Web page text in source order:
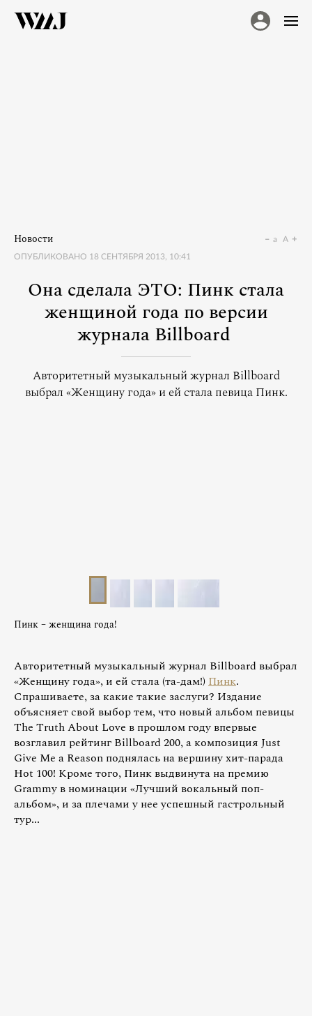
Новости
ОПУБЛИКОВАНО 18 СЕНТЯБРЯ 2013, 10:41
a A
Она сделала ЭТО: Пинк стала
женщиной года по версии
журнала Billboard
Авторитетный музыкальный журнал Billboard
выбрал «Женщину года» и ей стала певица Пинк.
Пинк – женщина года!
Авторитетный музыкальный журнал Billboard выбрал
«Женщину года», и ей стала (та-дам!) Пинк.
Спрашиваете, за какие такие заслуги? Издание
объясняет свой выбор тем, что новый альбом певицы
The Truth About Love в прошлом году впервые
возглавил рейтинг Billboard 200, а композиция Just
Give Me a Reason поднялась на вершину хит-парада
Hot 100! Кроме того, Пинк выдвинута на премию
Grammy в номинации «Лучший вокальный поп-
альбом», и за плечами у нее успешный гастрольный
тур...